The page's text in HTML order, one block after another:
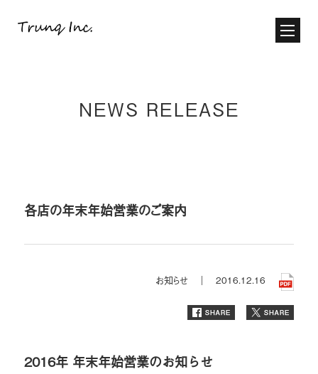
NEWS RELEASE
各店の年末年始営業のご案内
お知らせ ｜ 2016.12.16
2016年 年末年始営業のお知らせ